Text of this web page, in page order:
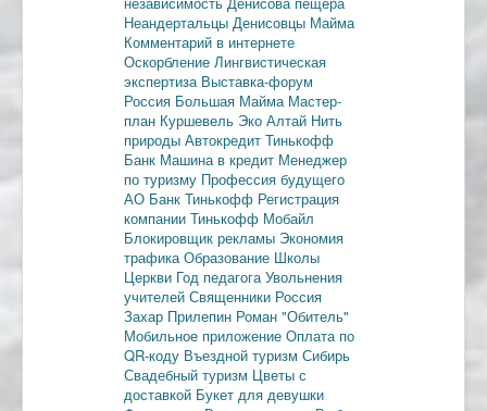
Неандертальцы Денисовцы Майма
Комментарий в интернете
Оскорбление Лингвистическая
экспертиза Выставка-форум
Россия Большая Майма Мастер-
план Куршевель Эко Алтай Нить
природы Автокредит Тинькофф
Банк Машина в кредит Менеджер
по туризму Профессия будущего
АО Банк Тинькофф Регистрация
компании Тинькофф Мобайл
Блокировщик рекламы Экономия
трафика Образование Школы
Церкви Год педагога Увольнения
учителей Священники Россия
Захар Прилепин Роман "Обитель"
Мобильное приложение Оплата по
QR-коду Въездной туризм Сибирь
Свадебный туризм Цветы с
доставкой Букет для девушки